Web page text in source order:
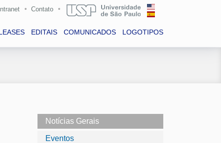
Contato
EDITAIS COMUNICADOS LOGOTIPOS
Notícias Gerais
Eventos